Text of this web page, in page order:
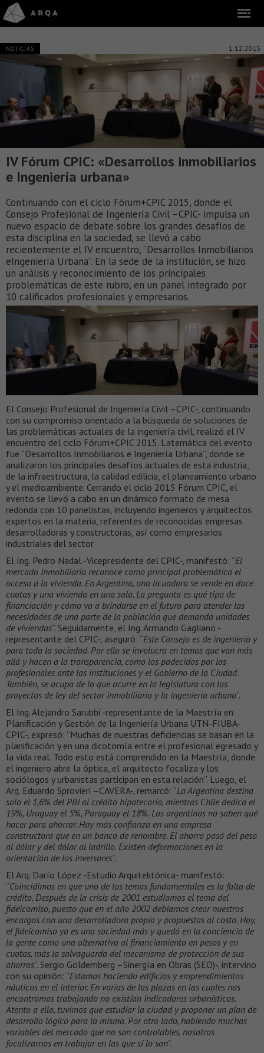
NOTICIAS 1.12.2015
IV Fórum CPIC: «Desarrollos inmobiliarios
e Ingeniería urbana»
Continuando con el ciclo Fórum+CPIC 2015, donde el
Consejo Profesional de Ingeniería Civil –CPIC- impulsa un
nuevo espacio de debate sobre los grandes desafíos de
esta disciplina en la sociedad, se llevó a cabo
recientemente el IV encuentro, “Desarrollos Inmobiliarios
eIngeniería Urbana”. En la sede de la institución, se hizo
un análisis y reconocimiento de los principales
problemáticas de este rubro, en un panel integrado por
10 calificados profesionales y empresarios.
El Consejo Profesional de Ingeniería Civil –CPIC-, continuando
con su compromiso orientado a la búsqueda de soluciones de
las problemáticas actuales de la ingeniería civil, realizó el IV
encuentro del ciclo Fórum+CPIC 2015. Latemática del evento
fue “Desarrollos Inmobiliarios e Ingeniería Urbana”, donde se
analizaron los principales desafíos actuales de esta industria,
de la infraestructura, la calidad edilicia, el planeamiento urbano
y el medioambiente. Cerrando el ciclo 2015 Fórum CPIC, el
evento se llevó a cabo en un dinámico formato de mesa
redonda con 10 panelistas, incluyendo ingenieros y arquitectos
expertos en la materia, referentes de reconocidas empresas
desarrolladoras y constructoras, así como empresarios
industriales del sector.
El Ing. Pedro Nadal -Vicepresidente del CPIC-, manifestó: “El
mercado inmobiliario reconoce como principal problemática el
acceso a la vivienda. En Argentina, una licuadora se vende en doce
cuotas y una vivienda en una sola. La pregunta es qué tipo de
financiación y cómo va a brindarse en el futuro para atender las
necesidades de una parte de la población que demanda unidades
de viviendas”. Seguidamente, el Ing. Armando Gagliano -
representante del CPIC-, aseguró: “Este Consejo es de ingeniería y
para toda la sociedad. Por ello se involucra en temas que van más
allá y hacen a la transparencia, como los padecidos por los
profesionales ante las instituciones y el Gobierno de la Ciudad.
También, se ocupa de lo que ocurre en la legislatura con los
proyectos de ley del sector inmobiliario y la ingeniería urbana”.
El Ing. Alejandro Sarubbi -representante de la Maestría en
Planificación y Gestión de la Ingeniería Urbana UTN-FIUBA-
CPIC-, expresó: “Muchas de nuestras deficiencias se basan en la
planificación y en una dicotomía entre el profesional egresado y
la vida real. Todo esto está comprendido en la Maestría, donde
el ingeniero abre la óptica, el arquitecto focaliza y los
sociólogos y urbanistas participan en esta relación”. Luego, el
Arq. Eduardo Sprovieri –CAVERA-, remarcó: “La Argentina destina
solo el 1,6% del PBI al crédito hipotecario, mientras Chile dedica el
19%, Uruguay el 5%, Paraguay el 18%. Los argentinos no saben qué
hacer para ahorrar. Hay más confianza en una empresa
constructora que en un banco de renombre. El ahorro pasó del peso
al dólar y del dólar al ladrillo. Existen deformaciones en la
orientación de los inversores”.
El Arq. Darío López -Estudio Arquitektónica- manifestó:
“Coincidimos en que uno de los temas fundamentales es la falta de
crédito. Después de la crisis de 2001 estudiamos el tema del
fideicomiso, puesto que en el año 2002 debíamos crear nuestros
encargos con una desarrolladora propia y propuestas al costo. Hoy,
el fideicomiso ya es una sociedad más y quedó en la conciencia de
la gente como una alternativa al financiamiento en pesos y en
cuotas, más la salvaguarda del mecanismo de protección de sus
ahorros”. Sergio Goldemberg –Sinergía en Obras (SEO)-, intervino
con su opinión: “Estamos haciendo edificios y emprendimientos
náuticos en el interior. En varias de las plazas en las cuales nos
encontramos trabajando no existían indicadores urbanísticos.
Atento a ello, tuvimos que estudiar la ciudad y proponer un plan de
desarrollo lógico para la misma. Por otro lado, habiendo muchas
variables del mercado que no son controlables, nosotros
focalizarnos en trabajar en las que sí lo son”.